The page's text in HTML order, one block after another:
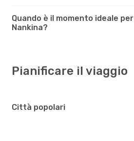
Quando è il momento ideale
Nankina?
Pianificare il viaggio
Città popolari